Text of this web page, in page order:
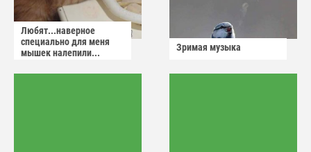
Любят...наверное
специально для меня
мышек налепили...
Зримая музыка